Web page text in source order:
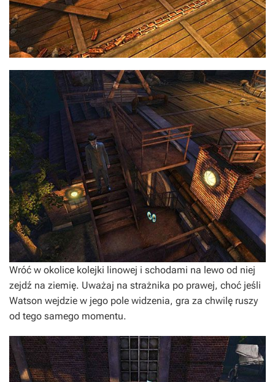
Wróć w okolice kolejki linowej i schodami na lewo od niej
zejdź na ziemię. Uważaj na strażnika po prawej, choć jeśli
Watson wejdzie w jego pole widzenia, gra za chwilę ruszy
od tego samego momentu.